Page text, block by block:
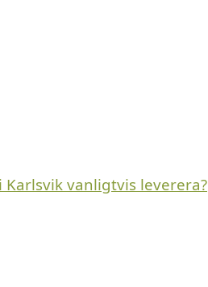
vanligtvis leverera?